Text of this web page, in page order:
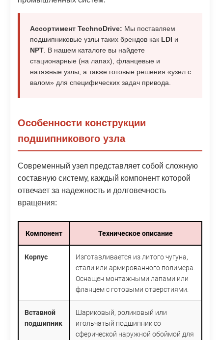
Ассортимент TechnoDrive: Мы поставляем
подшипниковые узлы таких брендов как LDI и
NPT . В нашем каталоге вы найдете
стационарные (на лапах), фланцевые и
натяжные узлы, а также готовые решения «узел с
валом» для специфических задач привода.
Особенности конструкции
подшипникового узла
Современный узел представляет собой сложную
составную систему, каждый компонент которой
отвечает за надежность и долговечность
вращения:
Компонент Техническое описание
Корпус
Изготавливается из литого чугуна,
стали или армированного полимера.
Оснащен монтажными лапами или
фланцем с готовыми отверстиями.
Вставной
подшипник
Шариковый, роликовый или
игольчатый подшипник со
сферической наружной обоймой для